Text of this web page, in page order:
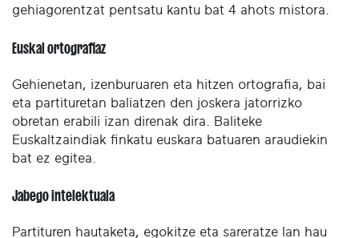
gehiagorentzat pentsatu kantu bat 4 ahots mistora.
Euskal ortografiaz
Gehienetan, izenburuaren eta hitzen ortografia, bai
eta partituretan baliatzen den joskera jatorrizko
obretan erabili izan direnak dira. Baliteke
Euskaltzaindiak finkatu euskara batuaren araudiekin
bat ez egitea.
Jabego intelektuala
Partituren hautaketa, egokitze eta sareratze lan hau